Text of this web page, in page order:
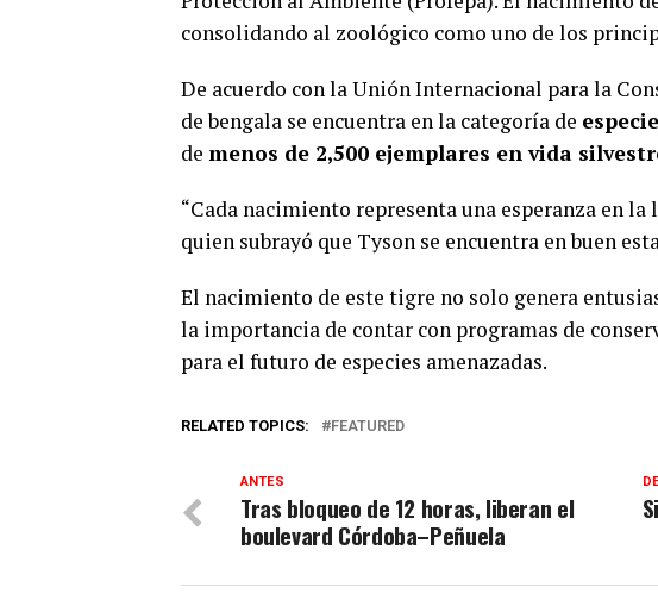
consolidando al zoológico como uno de los
De acuerdo con la Unión Internacional para la
de bengala se encuentra en la categoría de
de menos de 2,500 ejemplares en vida
“Cada nacimiento representa una esperanza en
quien subrayó que Tyson se encuentra en buen
El nacimiento de este tigre no solo genera
la importancia de contar con programas de
para el futuro de especies amenazadas.
RELATED TOPICS: FEATURED
ANTES
Tras bloqueo de 12 horas, liberan el
boulevard Córdoba–Peñuela